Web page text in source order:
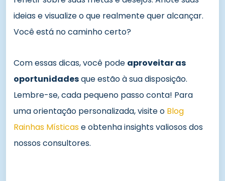
ideias e visualize o que realmente quer alcançar.
Você está no caminho certo?
Com essas dicas, você pode aproveitar as
oportunidadesque estão à sua disposição.
Lembre-se, cada pequeno passo conta! Para
uma orientação personalizada, visite o Blog
Rainhas Místicase obtenha insights valiosos dos
nossos consultores.